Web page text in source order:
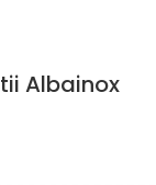
Albainox